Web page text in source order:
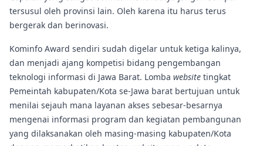
tersusul oleh provinsi lain. Oleh karena itu harus terus
bergerak dan berinovasi.
Kominfo Award sendiri sudah digelar untuk ketiga kalinya,
dan menjadi ajang kompetisi bidang pengembangan
teknologi informasi di Jawa Barat. Lomba website tingkat
Pemeintah kabupaten/Kota se-Jawa barat bertujuan untuk
menilai sejauh mana layanan akses sebesar-besarnya
mengenai informasi program dan kegiatan pembangunan
yang dilaksanakan oleh masing-masing kabupaten/Kota